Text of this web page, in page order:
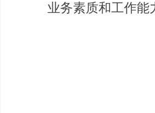
业务素质和工作能